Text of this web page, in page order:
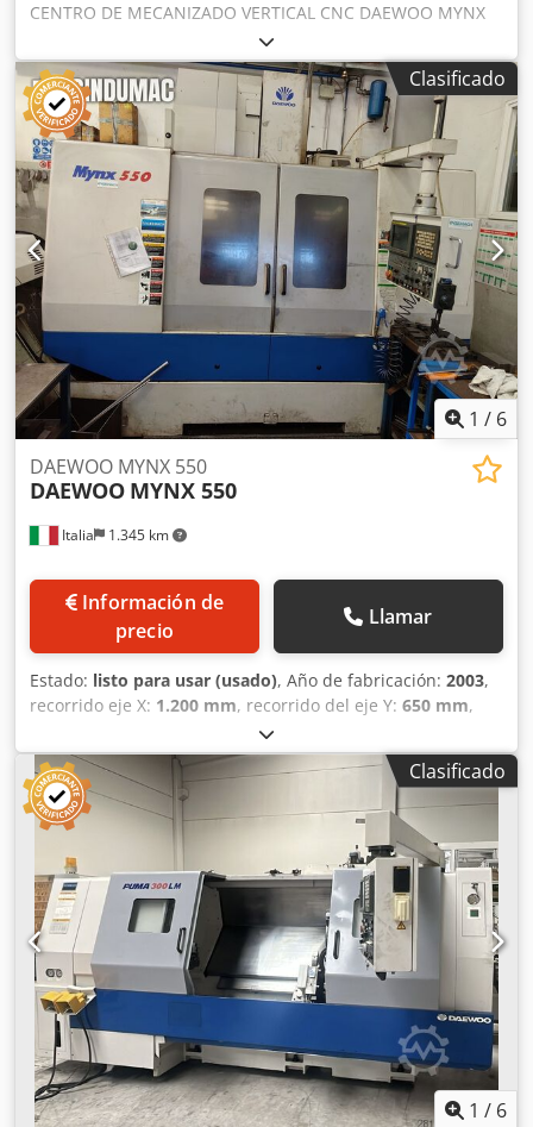
CENTRO DE MECANIZADO VERTICAL CNC DAEWOO MYNX
500 Dedpfxey S Alto Aqgock Marca: Daewoo Modelo: MYNX
500 Tipo: Centro de mecanizado vertical de 3 ejes Control
numérico: FANUC Series 21-M CARACTERÍSTICAS: – Centro
de mecanizado vertical CNC – 3 ejes – Máquina completa –
Horas de uso: 11 764 h – Mesa: 1 000 x 500 mm Se
suministra con una gran cantidad de utillaje
Clasificado
1 / 6
Italia 1.345 km
DAEWOO MYNX 550
DAEWOO MYNX 550
Información de
precio
Llamar
Estado: listo para usar (usado), Año de fabricación: 2003,
recorrido eje X: 1.200 mm, recorrido del eje Y: 650 mm,
, velocidad del cabezal (máx.):
10.000 rpm, número de ejes:3, Esta máquina DAEWOO
MYNX 550 de 3 ejes se fabricó en 2003. Cuenta con un
recorrido del eje X de 1.200 mm, del eje Y de 650 mm y del
eje Z de 620 mm. La máquina está equipada con una
velocidad máxima del husillo de 10.000 rpm y un almacén
de herramientas con capacidad para 24 posiciones. Si
busca capacidades de mecanizado de alta calidad,
considere el centro de mecanizado vertical DAEWOO MYNX
550 que tenemos a la venta. Póngase en contacto con
nosotros para obtener más detalles. Dcsdezrw Nkopfx
Aqgjk • Capacidad del cargador de herramientas: 24
posiciones
Clasificado
1 / 6